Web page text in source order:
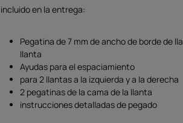
incluido en la entrega:
Pegatina de 7 mm de ancho de borde de
llanta
Ayudas para el espaciamiento
para 2 llantas a la izquierda y a la derecha
2 pegatinas de la cama de la llanta
instrucciones detalladas de pegado